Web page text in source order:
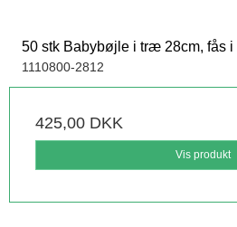
50 stk Babybøjle i træ 28cm, fås i
1110800-2812
425,00 DKK
Vis produkt